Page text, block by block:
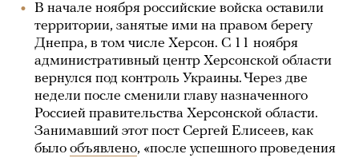
В начале ноября российские войска оставили
территории, занятые ими на правом берегу
Днепра, в том числе Херсон. С 11 ноября
административный центр Херсонской области
вернулся под контроль Украины. Через две
недели после сменили главу назначенного
Россией правительства Херсонской области.
Занимавший этот пост Сергей Елисеев, как
было объявлено, «после успешного проведения